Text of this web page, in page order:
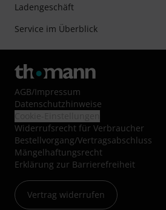
Ladengeschäft
Service im Überblick
AGB/Impressum
Datenschutzhinweise
Widerrufsrecht für Verbraucher
Bestellvorgang/Vertragsabschluss
Mängelhaftungsrecht
Erklärung zur Barrierefreiheit
Vertrag widerrufen